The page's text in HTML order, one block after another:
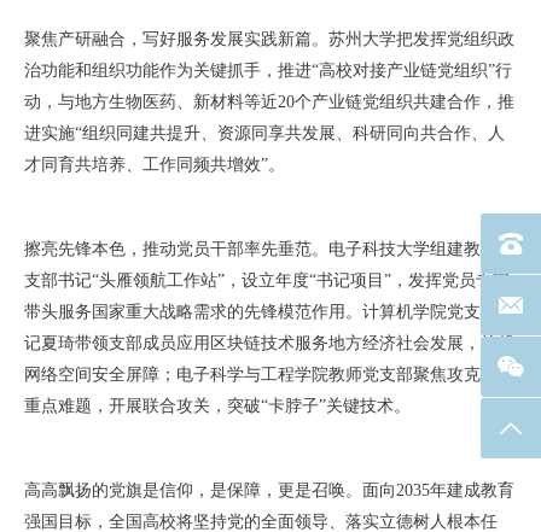
聚焦产研融合，写好服务发展实践新篇。苏州大学把发挥党组织政
治功能和组织功能作为关键抓手，推进“高校对接产业链党组织”行
动，与地方生物医药、新材料等近20个产业链党组织共建合作，推
进实施“组织同建共提升、资源同享共发展、科研同向共合作、人
才同育共培养、工作同频共增效”。
擦亮先锋本色，推动党员干部率先垂范。电子科技大学组建教师党
支部书记“头雁领航工作站”，设立年度“书记项目”，发挥党员专家
带头服务国家重大战略需求的先锋模范作用。计算机学院党支部书
记夏琦带领支部成员应用区块链技术服务地方经济社会发展，筑起
网络空间安全屏障；电子科学与工程学院教师党支部聚焦攻克国防
重点难题，开展联合攻关，突破“卡脖子”关键技术。
高高飘扬的党旗是信仰，是保障，更是召唤。面向2035年建成教育
强国目标，全国高校将坚持党的全面领导、落实立德树人根本任
电话
联系
返回